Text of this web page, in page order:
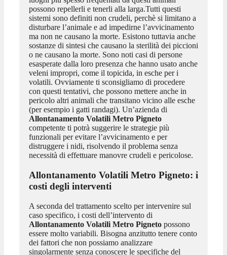
possono repellerli e tenerli alla larga.Tutti questi
sistemi sono definiti non crudeli, perchè si limitano a
disturbare l’animale e ad impedirne l’avvicinamento
ma non ne causano la morte. Esistono tuttavia anche
sostanze di sintesi che causano la sterilità dei piccioni
o ne causano la morte. Sono noti casi di persone
esasperate dalla loro presenza che hanno usato anche
veleni impropri, come il topicida, in esche per i
volatili. Ovviamente ti sconsigliamo di procedere
con questi tentativi, che possono mettere anche in
pericolo altri animali che transitano vicino alle esche
(per esempio i gatti randagi). Un’azienda di
Allontanamento Volatili Metro Pigneto
competente ti potrà suggerire le strategie più
funzionali per evitare l’avvicinamento e per
distruggere i nidi, risolvendo il problema senza
necessità di effettuare manovre crudeli e pericolose.
Allontanamento Volatili Metro Pigneto: i
costi degli interventi
A seconda del trattamento scelto per intervenire sul
caso specifico, i costi dell’intervento di
Allontanamento Volatili Metro Pignetopossono
essere molto variabili. Bisogna anzitutto tenere conto
dei fattori che non possiamo analizzare
singolarmente senza conoscere le specifiche del